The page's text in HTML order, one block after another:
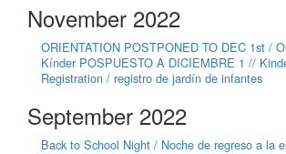
November 2022
ORIENTATION POSTPONED TO DEC 1st /
Kínder POSPUESTO A DICIEMBRE 1 //
Registration / registro de jardín de infantes
September 2022
Back to School Night / Noche de regreso a la